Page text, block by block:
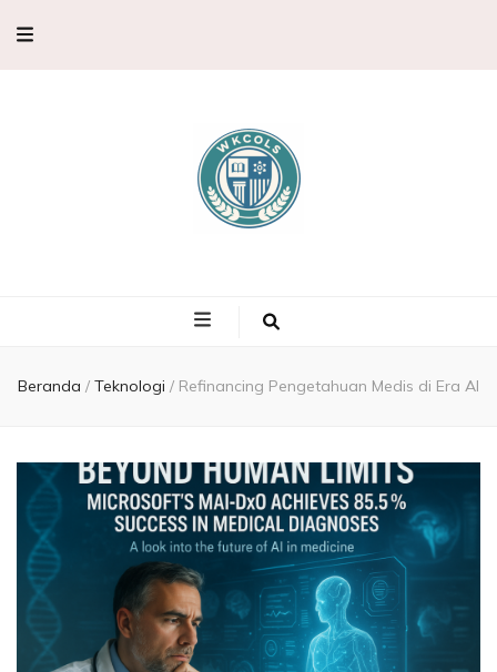
Pembahasan
Ilmu
Pengetahuan,
Eksperimen &
Fakta Sains
Beranda / Teknologi / Refinancing Pengetahuan Medis di Era AI